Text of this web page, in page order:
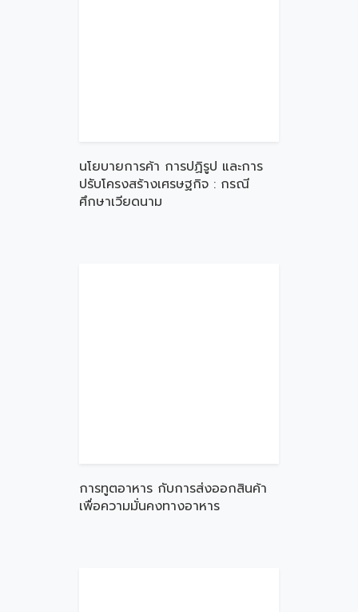
นโยบายการค้า การปฏิรูป และการ
ปรับโครงสร้างเศรษฐกิจ : กรณี
ศึกษาเวียดนาม
การทูตอาหาร กับการส่งออกสินค้า
เพื่อความมั่นคงทางอาหาร